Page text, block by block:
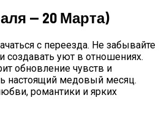
— 20 Марта)
с переезда. Не забывайте
создавать уют в отношениях.
обновление чувств и
настоящий медовый месяц.
романтики и ярких